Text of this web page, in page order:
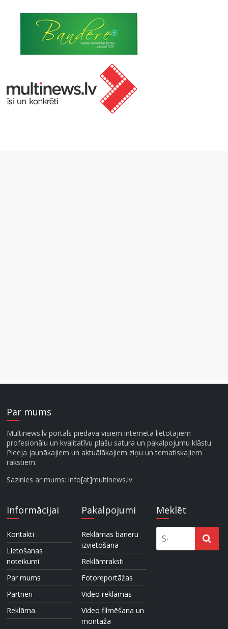
Par mums
Multinews.lv portāls piedāvā visiem interneta lietotājiem
profesionālu un kvalitatīvu plašu satura un pakalpojumu klāstu.
Pieeja jaunākajiem un aktuālākajiem ziņu un tematiskajiem
rakstiem.
Sazinies ar mums: info[at]multinews.lv
Informācijai
Kontakti
Lietošanas
noteikumi
Par mums
Partneri
Reklāma
Pakalpojumi
Reklāmas baneru
izvietošana
Reklāmraksti
Fotoreportāžas
Video reklāmas
Video filmēšana un
montāža
Meklēt